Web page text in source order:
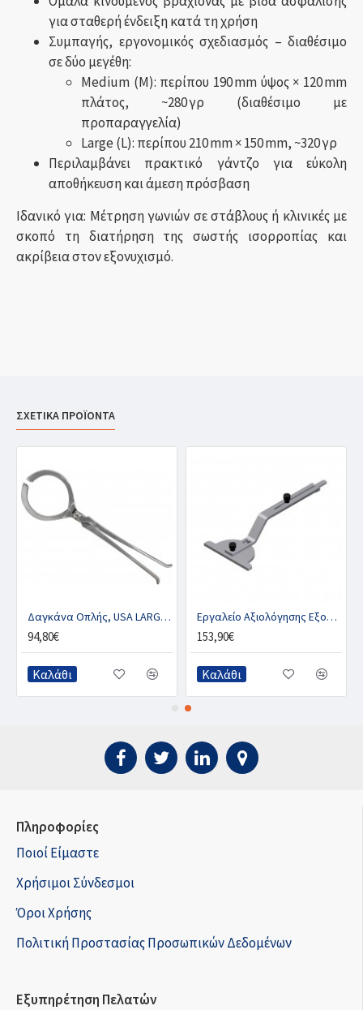
για σταθερή ένδειξη κατά τη χρήση
Συμπαγής, εργονομικός σχεδιασμός – διαθέσιμο
σε δύο μεγέθη:
Medium (M): περίπου 190 mm ύψος × 120 mm
πλάτος, ~280 γρ (διαθέσιμο με
προπαραγγελία)
Large (L): περίπου 210 mm × 150 mm, ~320 γρ
Περιλαμβάνει πρακτικό γάντζο για εύκολη
αποθήκευση και άμεση πρόσβαση
Ιδανικό για: Μέτρηση γωνιών σε στάβλους ή κλινικές με
σκοπό τη διατήρηση της σωστής ισορροπίας και
ακρίβεια στον εξονυχισμό.
ΣΧΕΤΙΚΑ ΠΡΟΪΟΝΤΑ
Δαγκάνα Οπλής, USA LARGE 19”
94,80€
Καλάθι
Εργαλείο Αξιολόγησης Εξονυχισμού, TDL
153,90€
Καλάθι
Πληροφορίες
Ποιοί Είμαστε
Χρήσιμοι Σύνδεσμοι
Όροι Χρήσης
Πολιτική Προστασίας Προσωπικών Δεδομένων
Εξυπηρέτηση Πελατών